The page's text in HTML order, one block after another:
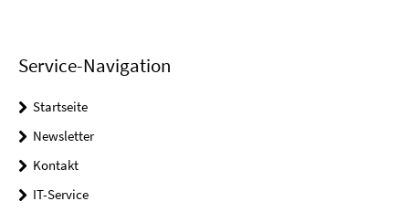
Service-Navigation
Startseite
Newsletter
Kontakt
IT-Service